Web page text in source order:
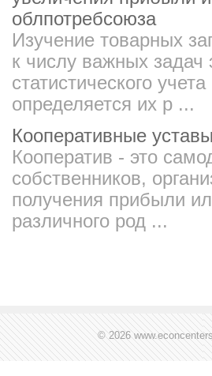
облпотребсоюза
Изучение товарных
к числу важных задач
статистического
определяется их р ...
Кооперативные
Кооператив - это
собственников,
получения прибыли
различного род ...
© 2026